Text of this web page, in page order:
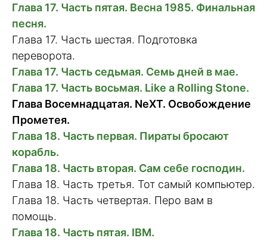
Глава 17. Часть пятая. Весна 1985. Финальная
песня.
Глава 17. Часть шестая. Подготовка
переворота.
Глава 17. Часть седьмая. Семь дней в мае.
Глава 17. Часть восьмая. Like a Rolling Stone.
Глава Восемнадцатая. NeXT. Освобождение
Прометея.
Глава 18. Часть первая. Пираты бросают
корабль.
Глава 18. Часть вторая. Сам себе господин.
Глава 18. Часть третья. Тот самый компьютер.
Глава 18. Часть четвертая. Перо вам в
помощь.
Глава 18. Часть пятая. IBM.